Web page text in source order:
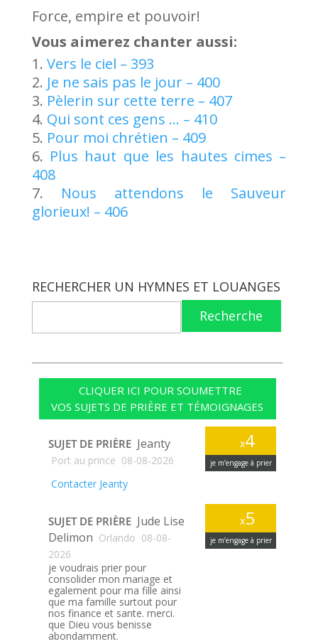
Force, empire et pouvoir!
Vous aimerez chanter aussi:
Vers le ciel – 393
Je ne sais pas le jour – 400
Pèlerin sur cette terre – 407
Qui sont ces gens … – 410
Pour moi chrétien – 409
Plus haut que les hautes cimes –
408
Nous attendons le Sauveur
glorieux! – 406
RECHERCHER UN HYMNES ET LOUANGES
Recherche
CLIQUER ICI POUR SOUMETTRE
VOS SUJETS DE PRIÈRE ET TÉMOIGNAGES
x4
je m’engage à prier
SUJET DE PRIÈRE Jeanty
Port au prince 08-08-2026
Contacter Jeanty
x5
je m’engage à prier
SUJET DE PRIÈRE Jude Lise
Delimon Orlando 08-08-
2026
je voudrais prier pour
consolider mon mariage et
egalement pour ma fille ainsi
que ma famille surtout pour
nos finance et sante. merci.
que Dieu vous benisse
abondamment.